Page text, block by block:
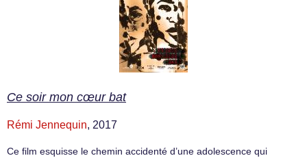
Ce soir mon cœur bat
Rémi Jennequin, 2017
Ce film esquisse le chemin accidenté d’une adolescence qui